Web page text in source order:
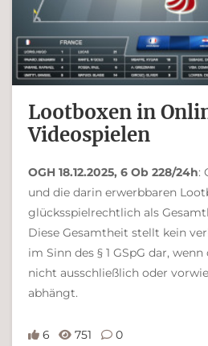
Lootboxen in
Videospielen
OGH 18.12.2025, 6 Ob 228/24h:
und die darin erwerbbaren
glücksspielrechtlich als
Diese Gesamtheit stellt kein
im Sinn des § 1 GSpG dar,
nicht ausschließlich oder
abhängt.
6 751 0